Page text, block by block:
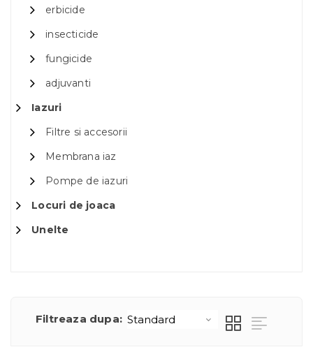
erbicide
insecticide
fungicide
adjuvanti
Iazuri
Filtre si accesorii
Membrana iaz
Pompe de iazuri
Locuri de joaca
Unelte
Filtreaza dupa: